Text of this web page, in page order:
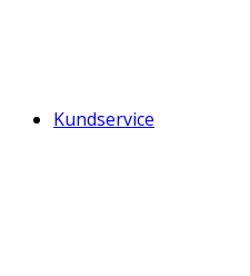
Kundservice